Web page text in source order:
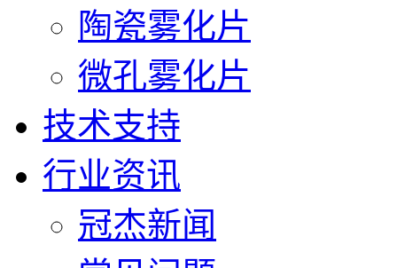
陶瓷雾化片
微孔雾化片
技术支持
行业资讯
冠杰新闻